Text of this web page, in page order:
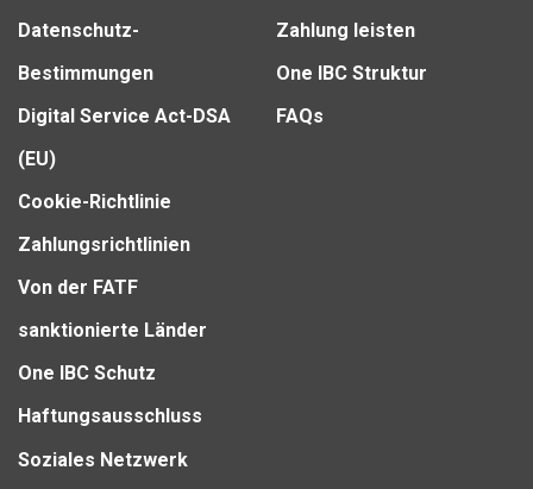
Datenschutz-
Bestimmungen
Digital Service Act-DSA
(EU)
Cookie-Richtlinie
Zahlungsrichtlinien
Von der FATF
sanktionierte Länder
One IBC Schutz
Haftungsausschluss
Zahlung leisten
One IBC Struktur
FAQs
Soziales Netzwerk